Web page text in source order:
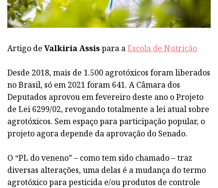
Artigo de Valkiria Assispara aEscola de Nutrição
Desde 2018, mais de 1.500 agrotóxicos foram liberados
no Brasil, só em 2021 foram 641. A Câmara dos
Deputados aprovou em fevereiro deste ano o Projeto
de Lei 6299/02, revogando totalmente a lei atual sobre
agrotóxicos. Sem espaço para participação popular, o
projeto agora depende da aprovação do Senado.
O “PL do veneno” – como tem sido chamado – traz
diversas alterações, uma delas é a mudança do termo
agrotóxico para pesticida e/ou produtos de controle